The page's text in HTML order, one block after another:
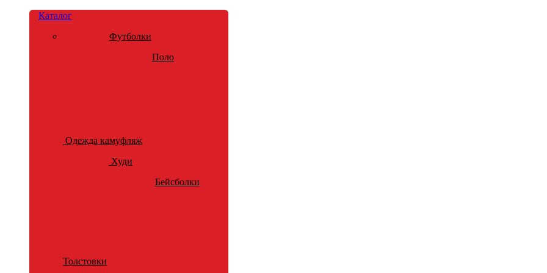
Каталог
Футболки
Поло
Одежда камуфляж
Худи
Бейсболки
Толстовки